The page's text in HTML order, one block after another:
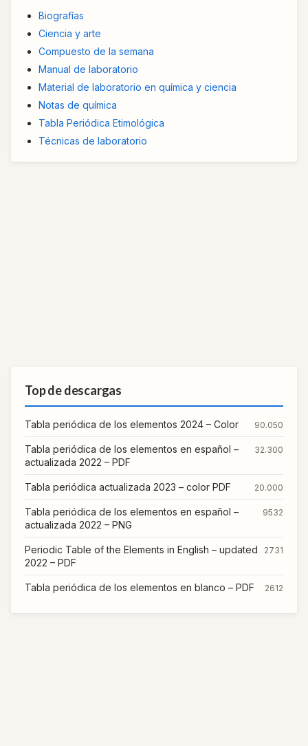
Biografías
Ciencia y arte
Compuesto de la semana
Manual de laboratorio
Material de laboratorio en química y ciencia
Notas de química
Tabla Periódica Etimológica
Técnicas de laboratorio
Top de descargas
Tabla periódica de los elementos 2024 – Color 90.050
Tabla periódica de los elementos en español –
actualizada 2022 – PDF
32.300
Tabla periódica actualizada 2023 – color PDF 20.000
Tabla periódica de los elementos en español –
actualizada 2022 – PNG
9532
Periodic Table of the Elements in English – updated
2022 – PDF
2731
Tabla periódica de los elementos en blanco – PDF 2612